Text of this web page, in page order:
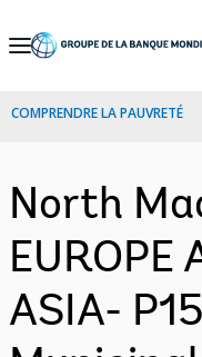
Skip
Navigation
COMPRENDRE LA PAUVRETÉ
North
EUROPE
ASIA-